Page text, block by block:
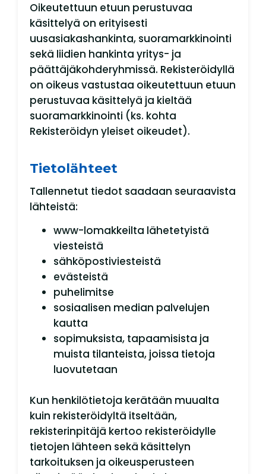
Oikeutettuun etuun perustuvaa
käsittelyä on erityisesti
uusasiakashankinta, suoramarkkinointi
sekä liidien hankinta yritys- ja
päättäjäkohderyhmissä. Rekisteröidyllä
on oikeus vastustaa oikeutettuun etuun
perustuvaa käsittelyä ja kieltää
suoramarkkinointi (ks. kohta
Rekisteröidyn yleiset oikeudet).
Tietolähteet
Tallennetut tiedot saadaan seuraavista
lähteistä:
www-lomakkeilta lähetetyistä
viesteistä
sähköpostiviesteistä
evästeistä
puhelimitse
sosiaalisen median palvelujen
kautta
sopimuksista, tapaamisista ja
muista tilanteista, joissa tietoja
luovutetaan
Kun henkilötietoja kerätään muualta
kuin rekisteröidyltä itseltään,
rekisterinpitäjä kertoo rekisteröidylle
tietojen lähteen sekä käsittelyn
tarkoituksen ja oikeusperusteen